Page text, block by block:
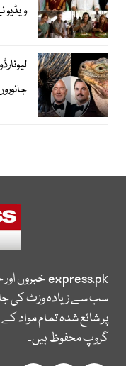
ویڈیو
جانوروں کو
express.pkخبروں
سب سے زیادہ وزٹ کی
پر شائع شدہ تمام مواد
گروپ محفوظ ہیں۔